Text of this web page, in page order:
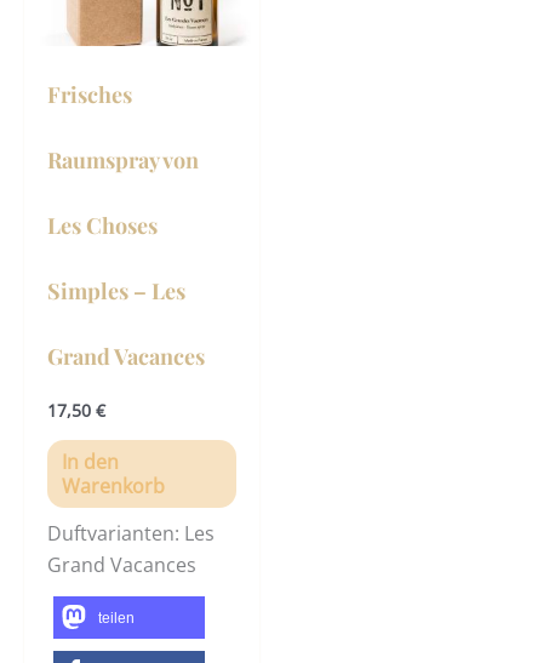
Frisches
Raumspray von
Les Choses
Simples – Les
Grand Vacances
17,50€
In den
Warenkorb
Duftvarianten: Les
Grand Vacances
teilen